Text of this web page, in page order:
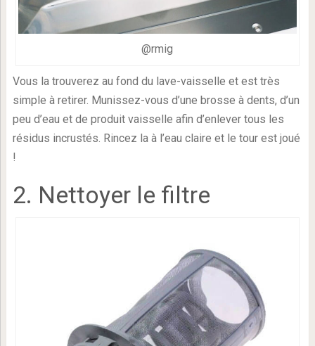
@rmig
Vous la trouverez au fond du lave-vaisselle et est très
simple à retirer. Munissez-vous d’une brosse à dents, d’un
peu d’eau et de produit vaisselle afin d’enlever tous les
résidus incrustés. Rincez la à l’eau claire et le tour est joué
!
2. Nettoyer le filtre